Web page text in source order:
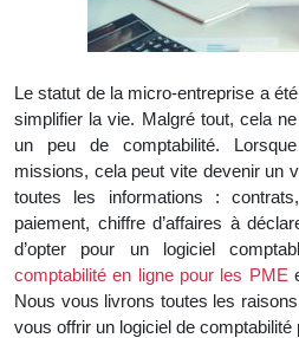
Le statut de la micro-entreprise a
simplifier la vie. Malgré tout, cela
un peu de comptabilité.
missions, cela peut vite devenir un
toutes les informations :
paiement, chiffre d’affaires à
d’opter pour un logiciel
comptabilité en ligne pour les PME
Nous vous livrons toutes les
vous offrir un logiciel de comptabilité